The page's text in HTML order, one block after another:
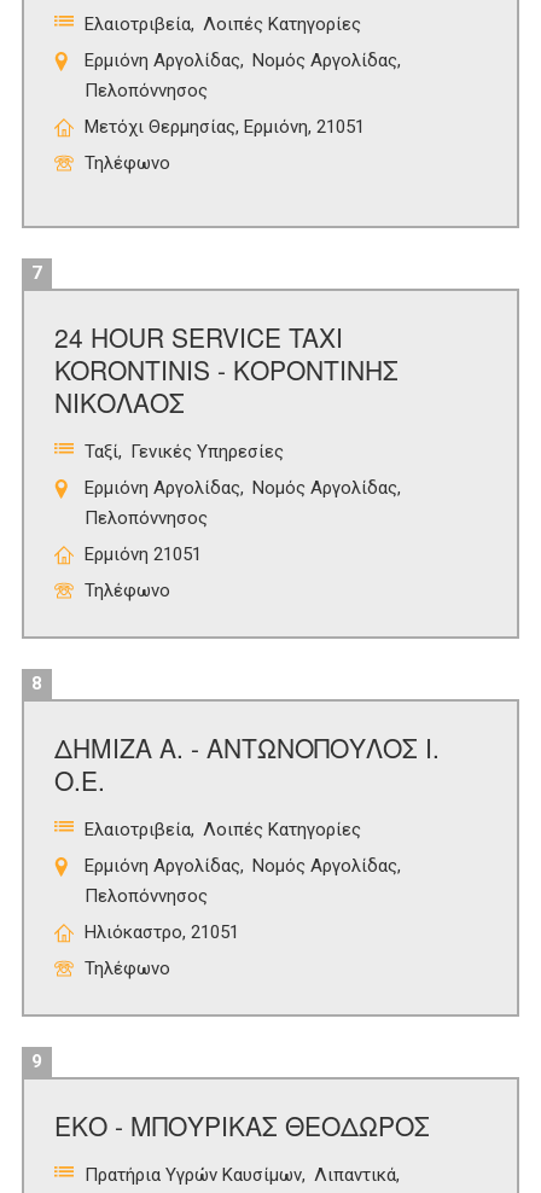
Ελαιοτριβεία Λοιπές Κατηγορίες
Ερμιόνη Αργολίδας
Νομός Αργολίδας
Πελοπόννησος
Μετόχι Θερμησίας, Ερμιόνη, 21051
Τηλέφωνο
7
24 HOUR SERVICE TAXI
KORONTINIS - ΚΟΡΟΝΤΙΝΗΣ
ΝΙΚΟΛΑΟΣ
Ταξί
Γενικές Υπηρεσίες
Ερμιόνη Αργολίδας
Νομός Αργολίδας
Πελοπόννησος
Ερμιόνη 21051
Τηλέφωνο
8
ΔΗΜΙΖΑ Α. - ΑΝΤΩΝΟΠΟΥΛΟΣ Ι.
Ο.Ε.
Ελαιοτριβεία Λοιπές Κατηγορίες
Ερμιόνη Αργολίδας
Νομός Αργολίδας
Πελοπόννησος
Ηλιόκαστρο, 21051
Τηλέφωνο
9
ΕΚΟ - ΜΠΟΥΡΙΚΑΣ ΘΕΟΔΩΡΟΣ
Πρατήρια Υγρών Καυσίμων Λιπαντικά